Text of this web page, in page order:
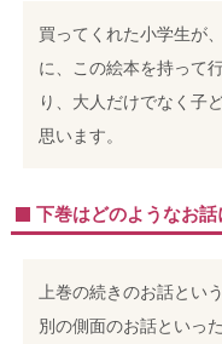
買ってくれた小学生が
に、この絵本を持って
り、大人だけでなく子
思います。
下巻はどのようなお話
上巻の続きのお話とい
別の側面のお話といっ